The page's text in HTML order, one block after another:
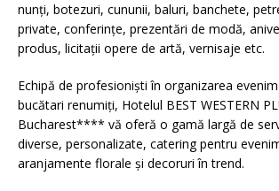
nunţi, botezuri, cununii, baluri, banchete,
private, conferinţe, prezentări de modă,
produs, licitaţii opere de artă, vernisaje etc.
Echipă de profesionişti în organizarea
bucătari renumiţi, Hotelul BEST WESTERN
Bucharest**** vă oferă o gamă largă de
diverse, personalizate, catering pentru
aranjamente florale şi decoruri în trend.